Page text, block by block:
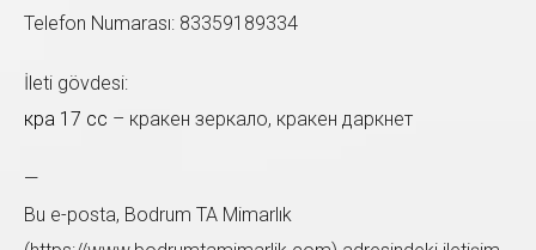
Telefon Numarası: 83359189334
İleti gövdesi:
кра 17 сс – кракен зеркало, кракен даркнет
—
Bu e-posta, Bodrum TA Mimarlık